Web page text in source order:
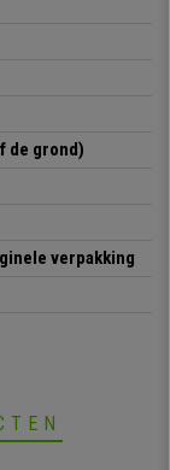
de grond)
verpakking